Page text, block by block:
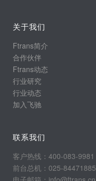
关于我们
Ftrans简介
合作伙伴
Ftrans动态
行业研究
行业动态
加入飞驰
联系我们
客户热线：400-083-9981
前台总机：025-84471885